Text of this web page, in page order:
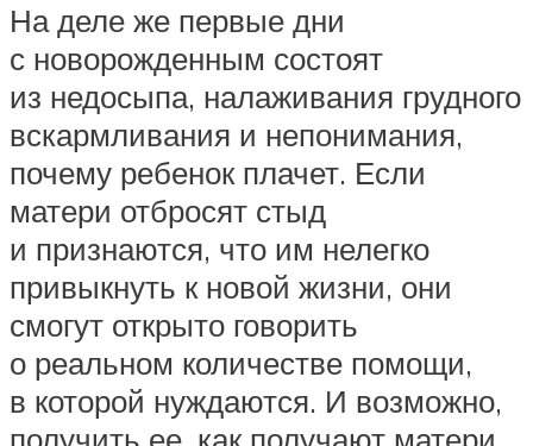
На деле же первые дни
с новорожденным состоят
из недосыпа, налаживания грудного
вскармливания и непонимания,
почему ребенок плачет. Если
матери отбросят стыд
и признаются, что им нелегко
привыкнуть к новой жизни, они
смогут открыто говорить
о реальном количестве помощи,
в которой нуждаются. И возможно,